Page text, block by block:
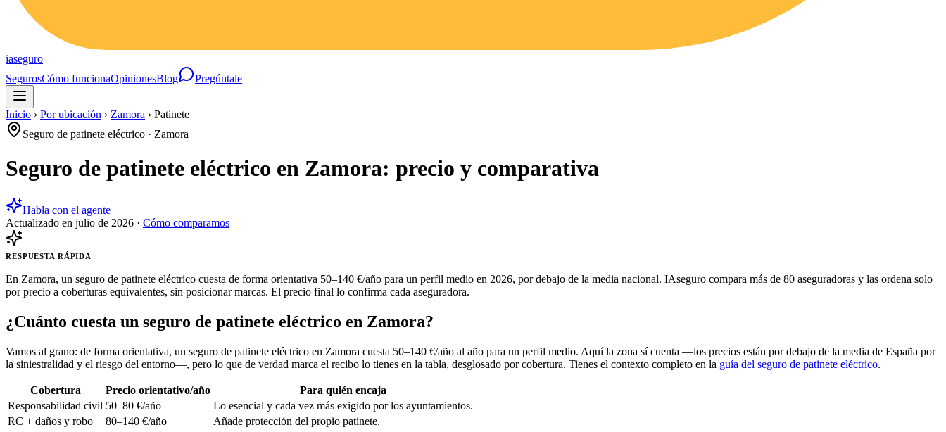
iaseguro
SegurosCómo funcionaOpinionesBlog Pregúntale
Inicio › Por ubicación › Zamora › Patinete
Seguro de patinete eléctrico · Zamora
Seguro de patinete eléctrico en Zamora: precio y comparativa
Habla con el agente
Actualizado en julio de 2026 · Cómo comparamos
RESPUESTA RÁPIDA
En Zamora, un seguro de patinete eléctrico cuesta de forma orientativa 50–140 €/año para un perfil medio en 2026, por debajo de la media nacional. IAseguro compara más de 80 aseguradoras y las ordena solo
por precio a coberturas equivalentes, sin posicionar marcas. El precio final lo confirma cada aseguradora.
¿Cuánto cuesta un seguro de patinete eléctrico en Zamora?
Vamos al grano: de forma orientativa, un seguro de patinete eléctrico en Zamora cuesta 50–140 €/año al año para un perfil medio. Aquí la zona sí cuenta —los precios están por debajo de la media de España por
la siniestralidad y el riesgo del entorno—, pero lo que de verdad marca el recibo lo tienes en la tabla, desglosado por cobertura. Tienes el contexto completo en la guía del seguro de patinete eléctrico.
Cobertura Precio orientativo/año
Para quién encaja
Responsabilidad civil 50–80 €/año
Lo esencial y cada vez más exigido por los ayuntamientos.
RC + daños y robo
80–140 €/año Añade protección del propio patinete.